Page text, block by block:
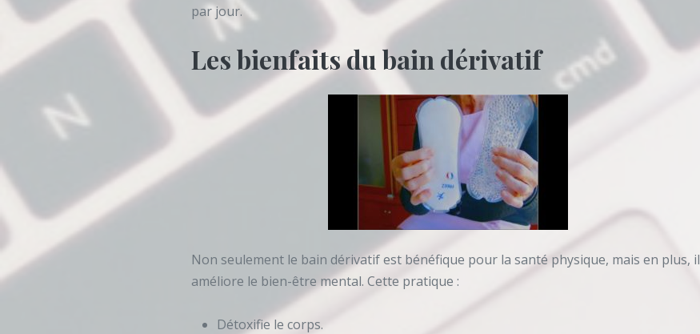
par jour.
Les bienfaits du bain dérivatif
Non seulement le bain dérivatif est bénéfique pour la santé physique, mais en plus, il
améliore le bien-être mental. Cette pratique :
Détoxifie le corps.